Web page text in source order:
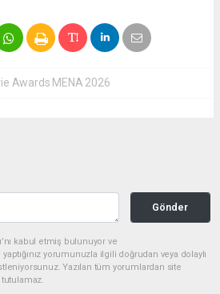
Awards MENA 2026
Gönder
kabul etmiş bulunuyor ve
yorumunuzla ilgili doğrudan veya dolaylı
Yazılan tüm yorumlardan site